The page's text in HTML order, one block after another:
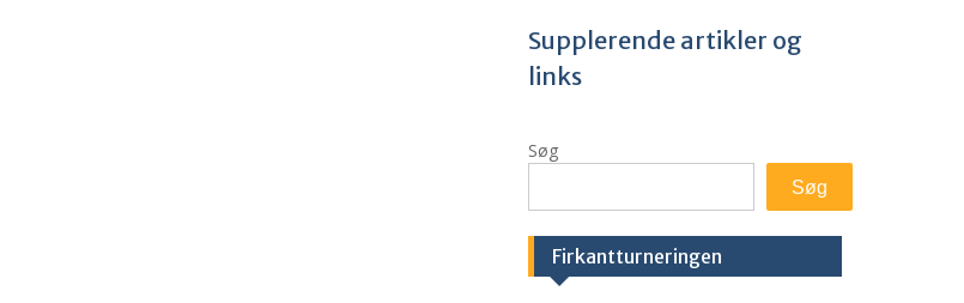
Supplerende artikler og
links
Søg
Søg
Firkantturneringen